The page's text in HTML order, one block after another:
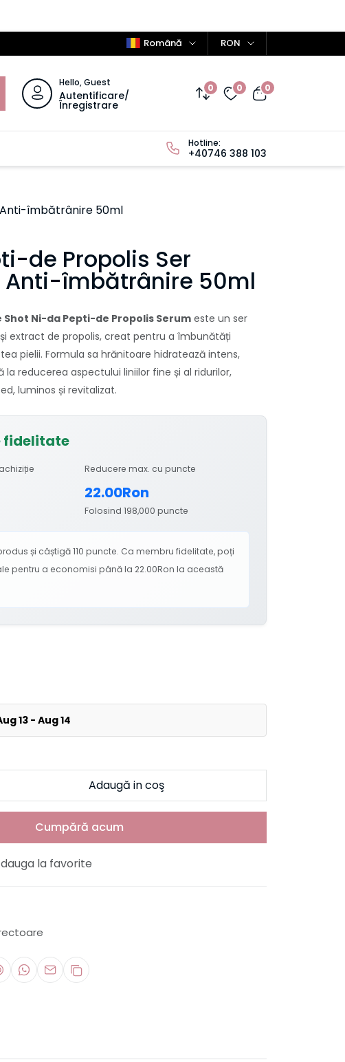
Română RON
Hello, Guest
Autentificare/
Înregistrare
0 0 0
Hotline:
+40746 388 103
îmbătrânire 50ml
de Propolis Ser
Anti-îmbătrânire 50ml
Shot Ni-da Pepti-de Propolis Serum este un ser
extract de propolis, creat pentru a îmbunătăți
pielii. Formula sa hrănitoare hidratează intens,
reducerea aspectului liniilor fine și al ridurilor,
luminos și revitalizat.
fidelitate
Reducere max. cu puncte
22.00Ron
Folosind 198,000 puncte
și câștigă 110 puncte. Ca membru fidelitate, poți
pentru a economisi până la 22.00Ron la această
13 - Aug 14
Adaugă in coş
Cumpără acum
la favorite